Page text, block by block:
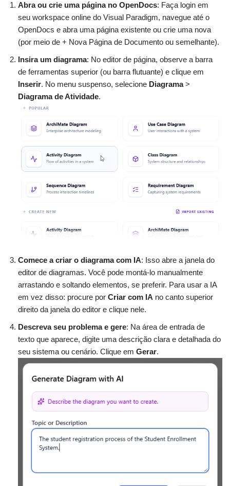
Abra ou crie uma página no OpenDocs: Faça login em
seu workspace online do Visual Paradigm, navegue até o
OpenDocs e abra uma página existente ou crie uma nova
(por meio de + Nova Página de Documento ou semelhante).
Insira um diagrama: No editor de página, observe a barra
de ferramentas superior (ou barra flutuante) e clique em
Inserir. No menu suspenso, selecione Diagrama>
Diagrama de Atividade.
Comece a criar o diagrama com IA: Isso abre a janela do
editor de diagramas. Você pode montá-lo manualmente
arrastando e soltando elementos, se preferir. Para usar a IA
em vez disso: procure por Criar com IA no canto superior
direito da janela do editor e clique nele.
Descreva seu problema e gere: Na área de entrada de
texto que aparece, digite uma descrição clara e detalhada do
seu sistema ou cenário. Clique em Gerar.